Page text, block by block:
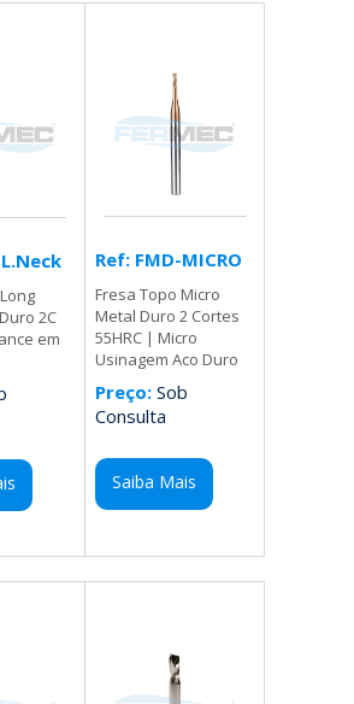
2C
em
Ref: FMD-MICRO
Fresa Topo Micro
Metal Duro 2 Cortes
55HRC | Micro
Usinagem Aco Duro
Preço:Sob
Consulta
Saiba Mais